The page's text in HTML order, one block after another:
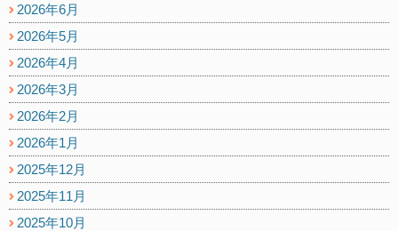
2026年6月
2026年5月
2026年4月
2026年3月
2026年2月
2026年1月
2025年12月
2025年11月
2025年10月